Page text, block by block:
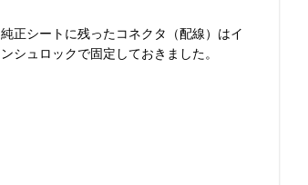
純正シートに残ったコネクタ（配線）はイ
ンシュロックで固定しておきました。